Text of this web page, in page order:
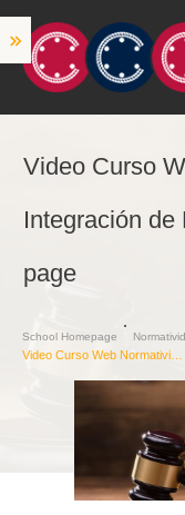
Video Curso
Integración de
page
School Homepage